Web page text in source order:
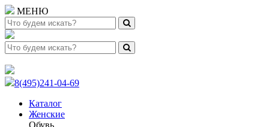
МЕНЮ
8(495)241-04-69
Каталог
Женские
Обувь